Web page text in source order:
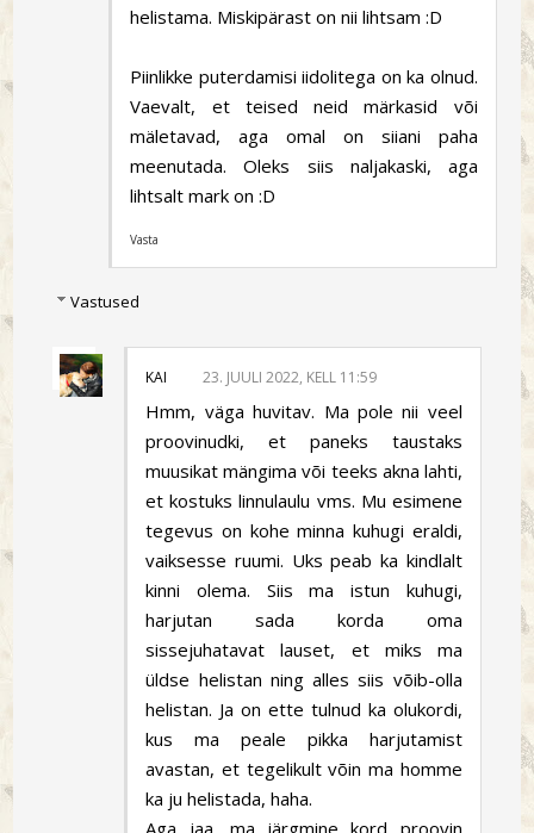
helistama. Miskipärast on nii lihtsam :D
Piinlikke puterdamisi iidolitega on ka olnud.
Vaevalt, et teised neid märkasid või
mäletavad, aga omal on siiani paha
meenutada. Oleks siis naljakaski, aga
lihtsalt mark on :D
Vasta
Vastused
KAI 23. JUULI 2022, KELL 11:59
Hmm, väga huvitav. Ma pole nii veel
proovinudki, et paneks taustaks
muusikat mängima või teeks akna lahti,
et kostuks linnulaulu vms. Mu esimene
tegevus on kohe minna kuhugi eraldi,
vaiksesse ruumi. Uks peab ka kindlalt
kinni olema. Siis ma istun kuhugi,
harjutan sada korda oma
sissejuhatavat lauset, et miks ma
üldse helistan ning alles siis võib-olla
helistan. Ja on ette tulnud ka olukordi,
kus ma peale pikka harjutamist
avastan, et tegelikult võin ma homme
ka ju helistada, haha.